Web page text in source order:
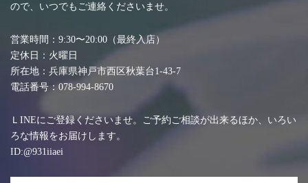
ので、いつでもご連絡くださいませ。
営業時間：9:30〜20:00（最終入店）
定休日：火曜日
所在地：兵庫県神戸市西区秋葉台1-43-7
電話番号：078-994-8670
ＬINEにご登録くださいませ。ご予約ご相談が出来るほか、いろい
ろな情報をお届けします。
ID:@931iiaei